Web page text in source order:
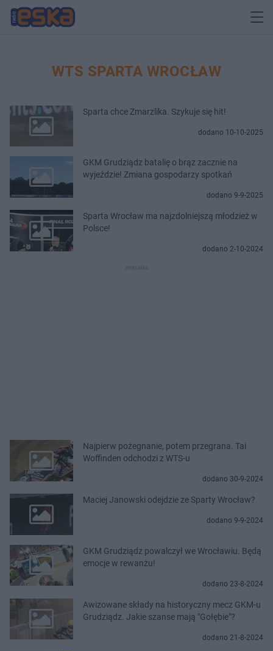
WTS SPARTA WROCŁAW
Sparta chce Zmarzlika. Szykuje się hit!
dodano 10-10-2025
GKM Grudziądz batalię o brąz zacznie na
wyjeździe! Zmiana gospodarzy spotkań
dodano 9-9-2025
Sparta Wrocław ma najzdolniejszą młodzież w
Polsce!
dodano 2-10-2024
Najpierw pożegnanie, potem przegrana. Tai
Woffinden odchodzi z WTS-u
dodano 30-9-2024
Maciej Janowski odejdzie ze Sparty Wrocław?
dodano 9-9-2024
GKM Grudziądz powalczył we Wrocławiu. Będą
emocje w rewanżu!
dodano 23-8-2024
Awizowane składy na historyczny mecz GKM-u
Grudziądz. Jakie szanse mają "Gołębie"?
dodano 21-8-2024